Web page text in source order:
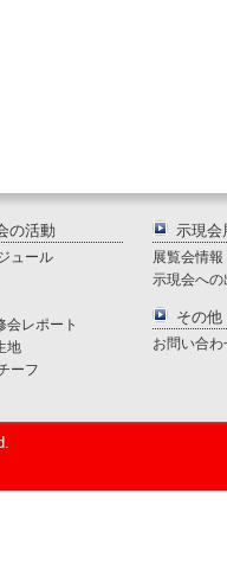
の活動
ュール
会レポート
地
ーフ
示現会
展覧会情報
示現会へ
その他
お問い合